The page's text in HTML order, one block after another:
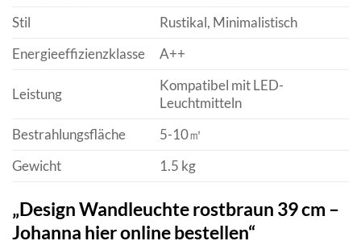
Stil
Rustikal, Minimalistisch
Energieeffizienzklasse
A++
Leistung
Kompatibel mit LED-
Leuchtmitteln
Bestrahlungsfläche
5-10㎡
Gewicht
1.5 kg
„Design Wandleuchte rostbraun 39 cm –
Johanna hier online bestellen“